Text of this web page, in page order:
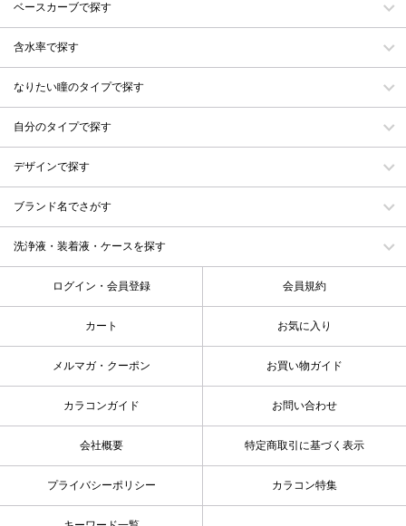
ベースカーブで探す
含水率で探す
なりたい瞳のタイプで探す
自分のタイプで探す
デザインで探す
ブランド名でさがす
洗浄液・装着液・ケースを探す
ログイン・会員登録 会員規約
カート お気に入り
メルマガ・クーポン お買い物ガイド
カラコンガイド お問い合わせ
会社概要 特定商取引に基づく表示
プライバシーポリシー カラコン特集